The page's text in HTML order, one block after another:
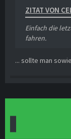
ZITAT VON
Einfach die
fahren.
... sollte man